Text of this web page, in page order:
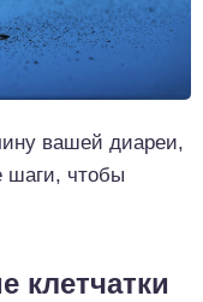
вашей диареи,
шаги, чтобы
клетчатки